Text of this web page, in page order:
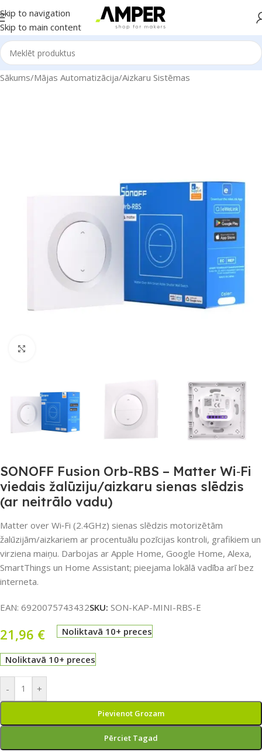
Skip to navigation
Skip to main content
Sākums/Mājas Automatizācija/Aizkaru Sistēmas
SONOFF Fusion Orb-RBS – Matter Wi‑Fi
viedais žalūziju/aizkaru sienas slēdzis
(ar neitrālo vadu)
Matter over Wi‑Fi (2.4GHz) sienas slēdzis motorizētām
žalūzijām/aizkariem ar procentuālu pozīcijas kontroli, grafikiem un
virziena maiņu. Darbojas ar Apple Home, Google Home, Alexa,
SmartThings un Home Assistant; pieejama lokālā vadība arī bez
interneta.
EAN: 6920075743432SKU: SON-KAP-MINI-RBS-E
21,96 € Noliktavā 10+ preces
Noliktavā 10+ preces
- +
Pievienot Grozam
Pērciet Tagad